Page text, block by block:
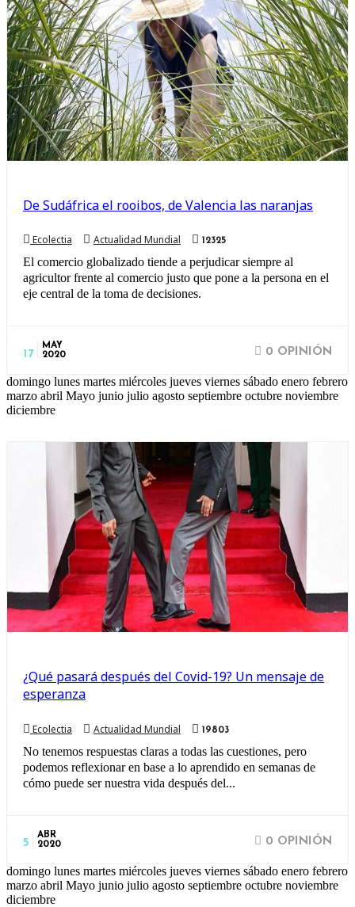
De Sudáfrica el rooibos, de Valencia las naranjas
Ecolectia Actualidad Mundial 12325
El comercio globalizado tiende a perjudicar siempre al
agricultor frente al comercio justo que pone a la persona en el
eje central de la toma de decisiones.
17
MAY
2020
0 OPINIÓN
domingo lunes martes miércoles jueves viernes sábado enero febrero
marzo abril Mayo junio julio agosto septiembre octubre noviembre
diciembre
¿Qué pasará después del Covid-19? Un mensaje de
esperanza
Ecolectia Actualidad Mundial 19803
No tenemos respuestas claras a todas las cuestiones, pero
podemos reflexionar en base a lo aprendido en semanas de
cómo puede ser nuestra vida después del...
5
ABR
2020
0 OPINIÓN
domingo lunes martes miércoles jueves viernes sábado enero febrero
marzo abril Mayo junio julio agosto septiembre octubre noviembre
diciembre